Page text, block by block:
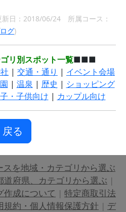
日：2018/06/24 所属コース：
グ)
リ別スポット一覧■■■
| 交通・通り | イベント会場
| 温泉 | 歴史 | ショッピング
・子供向け | カップル向け
戻る
スを地域・カテゴリから選ぶ
道府県、カテゴリから選ぶ |
作成について | 特定商取引法
規約・個人情報保護方針 | デ